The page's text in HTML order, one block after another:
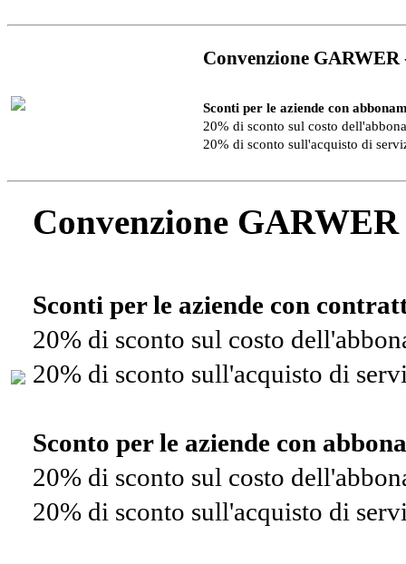
Convenzione
Sconti per le aziende con
20% di sconto sul costo
20% di sconto sull'acquisto di
Convenzione
Sconti per le aziende con
20% di sconto sul costo
20% di sconto sull'acquisto di
Sconto per le aziende con
20% di sconto sul costo
20% di sconto sull'acquisto di